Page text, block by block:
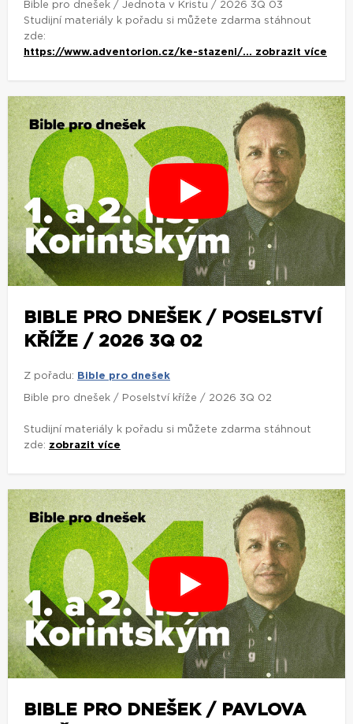
Bible pro dnešek / Jednota v Kristu / 2026 3Q 03
Studijní materiály k pořadu si můžete zdarma stáhnout
zde:
https://www.adventorion.cz/ke-stazeni/... zobrazit více
BIBLE PRO DNEŠEK / POSELSTVÍ
KŘÍŽE / 2026 3Q 02
Z pořadu: Bible pro dnešek
Bible pro dnešek / Poselství kříže / 2026 3Q 02
Studijní materiály k pořadu si můžete zdarma stáhnout
zde: zobrazit více
BIBLE PRO DNEŠEK / PAVLOVA